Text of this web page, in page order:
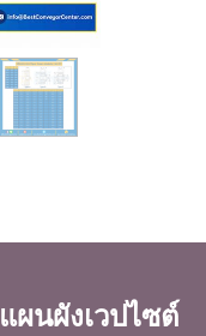
แผนผังเวปไซต์